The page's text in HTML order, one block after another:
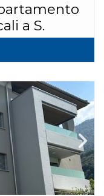
a S.